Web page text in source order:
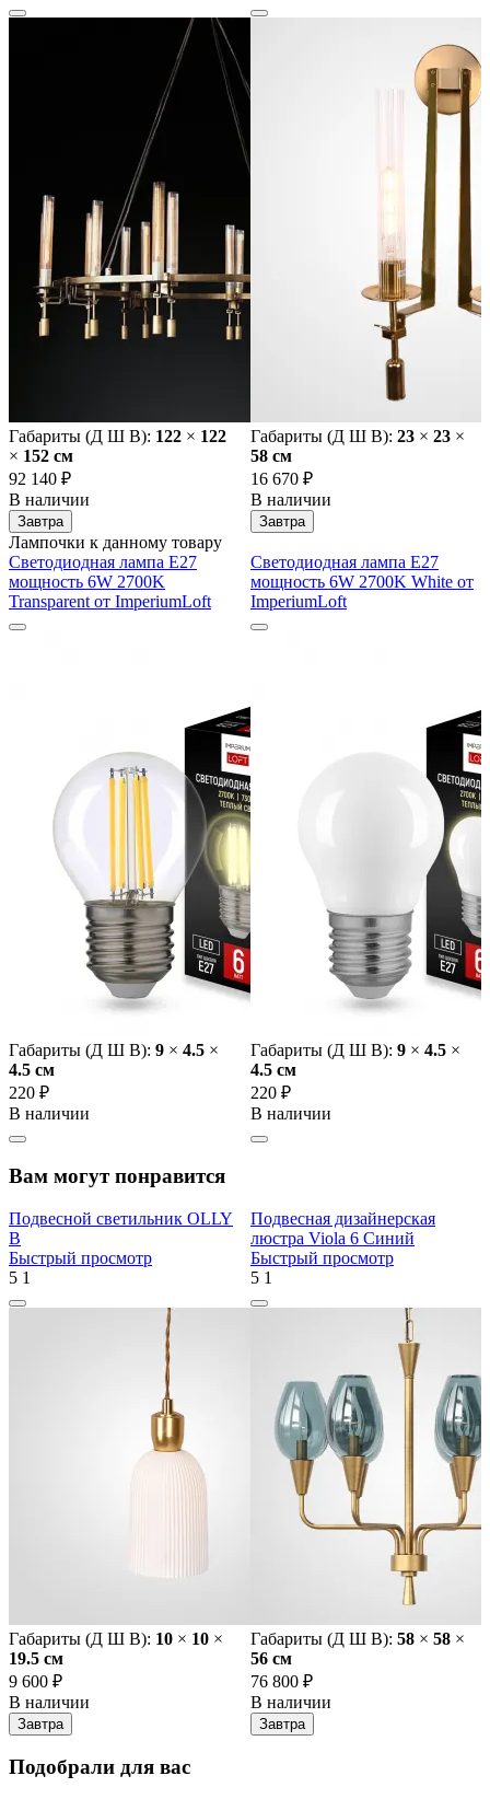
Габариты (Д Ш В): 122 × 122
× 152 cм
92 140 ₽
В наличии
Завтра
Габариты (Д Ш В): 23 × 23 ×
58 cм
16 670 ₽
В наличии
Завтра
Лампочки к данному товару
Светодиодная лампа E27
мощность 6W 2700K
Transparent от ImperiumLoft
Габариты (Д Ш В): 9 × 4.5 ×
4.5 cм
220 ₽
В наличии
Светодиодная лампа E27
мощность 6W 2700K White от
ImperiumLoft
Габариты (Д Ш В): 9 × 4.5 ×
4.5 cм
220 ₽
В наличии
Вам могут понравится
Подвесной светильник OLLY
B
Быстрый просмотр
5 1
Габариты (Д Ш В): 10 × 10 ×
19.5 cм
9 600 ₽
В наличии
Завтра
Подвесная дизайнерская
люстра Viola 6 Синий
Быстрый просмотр
5 1
Габариты (Д Ш В): 58 × 58 ×
56 cм
76 800 ₽
В наличии
Завтра
Подобрали для вас